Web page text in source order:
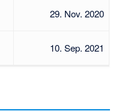
29. Nov. 2020
10. Sep. 2021